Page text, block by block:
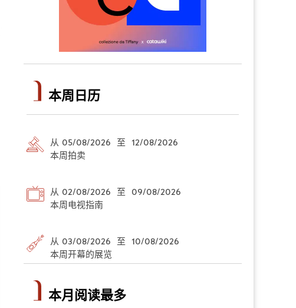
本周日历
从 05/08/2026 至 12/08/2026
本周拍卖
从 02/08/2026 至 09/08/2026
本周电视指南
从 03/08/2026 至 10/08/2026
本周开幕的展览
本月阅读最多